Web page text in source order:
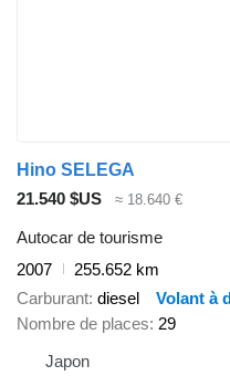
Hino SELEGA
21.540 $US
≈ 18.640 €
Autocar de tourisme
2007
255.652 km
Carburant diesel Volant à
Nombre de places 29
Japon